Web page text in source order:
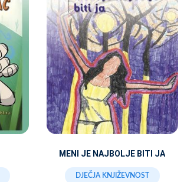
MENI JE NAJBOLJE BITI JA
DJEČJA KNJIŽEVNOST